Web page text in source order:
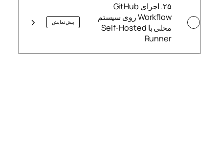
​۲۵. اجرای GitHub
Workflow روی سیستم
محلی با Self-Hosted
Runner
پیش‌نمایش